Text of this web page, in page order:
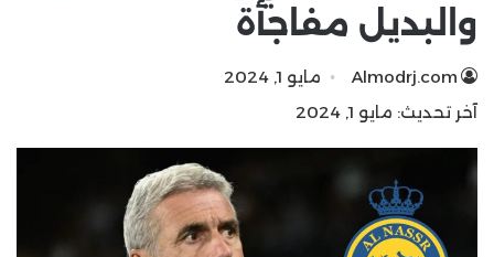
والبديل مفاجأة
Almodrj.com
مايو 1, 2024
آخر تحديث: مايو 1, 2024